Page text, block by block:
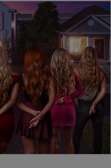
geen moment